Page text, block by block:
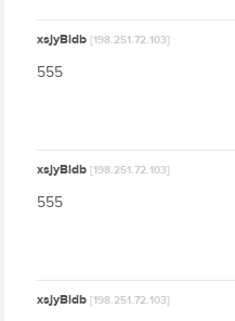
xsjyBldb[198.251.72.103]
555
xsjyBldb[198.251.72.103]
555
xsjyBldb[198.251.72.103]